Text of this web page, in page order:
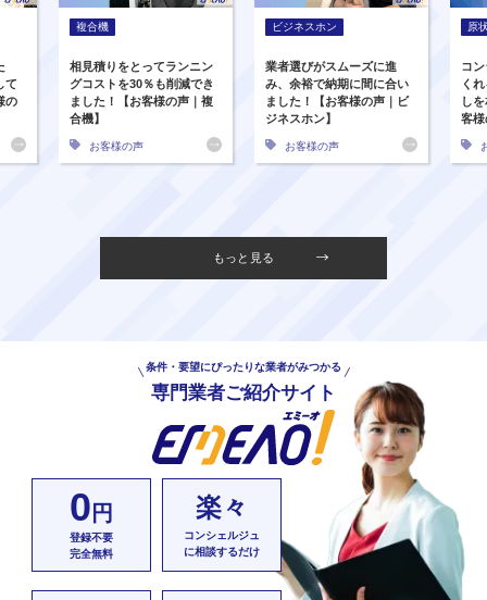
て
の
複合機
相見積りをとってランニン
グコストを30％も削減でき
ました！【お客様の声｜複
合機】
お客様の声
ビジネスホン
業者選びがスムーズに進
み、余裕で納期に間に合い
ました！【お客様の声｜ビ
ジネスホン】
お客様の声
原
コ
く
し
客
もっと見る
条件・要望にぴったりな業者がみつかる
専門業者ご紹介サイト
0 円
登録不要
完全無料
楽々
コンシェルジュ
に相談するだけ